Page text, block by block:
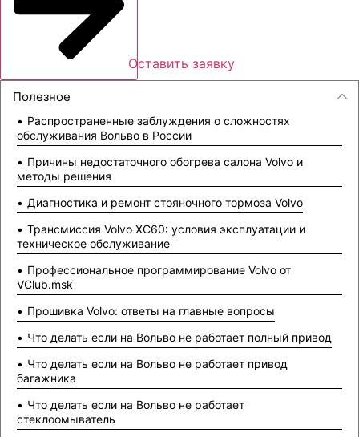
Оставить заявку
Полезное
Распространенные заблуждения о сложностях
обслуживания Вольво в России
Причины недостаточного обогрева салона Volvo и
методы решения
Диагностика и ремонт стояночного тормоза Volvo
Трансмиссия Volvo XC60: условия эксплуатации и
техническое обслуживание
Профессиональное программирование Volvo от
VClub.msk
Прошивка Volvo: ответы на главные вопросы
Что делать если на Вольво не работает полный привод
Что делать если на Вольво не работает привод
багажника
Что делать если на Вольво не работает
стеклоомыватель